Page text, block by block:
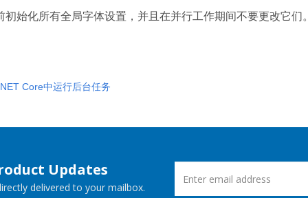
初始化所有全局字体设置，并且在并行工作期间不要更改它
Core中运行后台任务
Updates
delivered to your mailbox.